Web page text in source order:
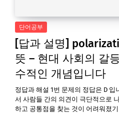
단어공부
[답과 설명]
뜻 – 현대 사회의 갈
수적인 개념입니다
정답과 해설 1번 문제의 정답은 D
서 사람들 간의 의견이 극단적으로
하고 공통점을 찾는 것이 어려워졌